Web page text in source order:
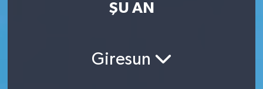
ŞU AN
Giresun
Son Dakika Haberleri